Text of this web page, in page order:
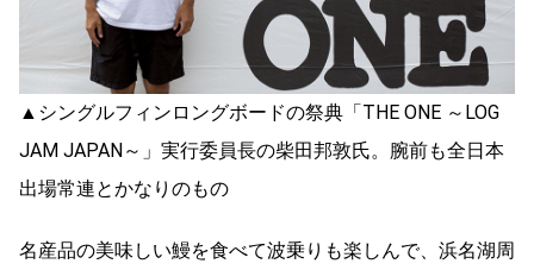
▲シングルフィンロングボードの祭典「THE ONE ～LOG
JAM JAPAN～」実行委員長の柴田邦敦氏。腕前も全日本
出場常連とかなりのもの
名産品の美味しい鰻を食べて波乗りも楽しんで、浜名湖周